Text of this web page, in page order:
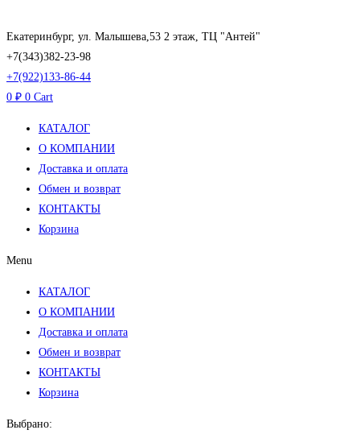
к
содержимому
Екатеринбург, ул. Малышева,53 2 этаж, ТЦ "Антей"
+7(343)382-23-98
+7(922)133-86-44
0 ₽ 0 Cart
КАТАЛОГ
О КОМПАНИИ
Доставка и оплата
Обмен и возврат
КОНТАКТЫ
Корзина
Menu
КАТАЛОГ
О КОМПАНИИ
Доставка и оплата
Обмен и возврат
КОНТАКТЫ
Корзина
Выбрано: